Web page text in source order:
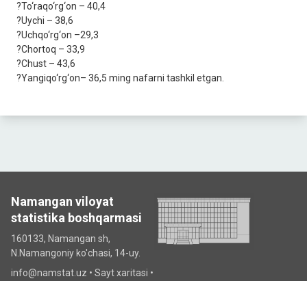
?To‘raqo‘rg‘on – 40,4
?Uychi – 38,6
?Uchqo‘rg‘on –29,3
?Chortoq – 33,9
?Chust – 43,6
?Yangiqo‘rg‘on– 36,5 ming nafarni tashkil etgan.
Namangan viloyat
statistika boshqarmasi
160133, Namangan sh,
N.Namangoniy ko'chasi, 14-uy.
info@namstat.uz • Sayt xaritasi •